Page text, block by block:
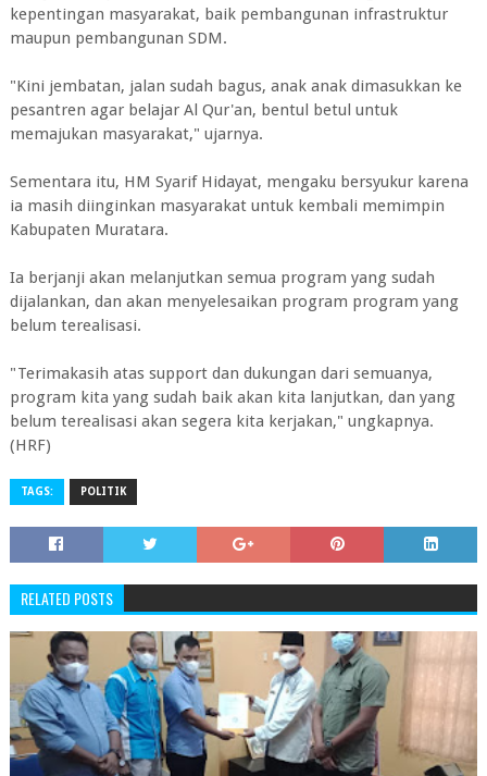
kepentingan masyarakat, baik pembangunan infrastruktur
maupun pembangunan SDM.
"Kini jembatan, jalan sudah bagus, anak anak dimasukkan ke
pesantren agar belajar Al Qur'an, bentul betul untuk
memajukan masyarakat," ujarnya.
Sementara itu, HM Syarif Hidayat, mengaku bersyukur karena
ia masih diinginkan masyarakat untuk kembali memimpin
Kabupaten Muratara.
Ia berjanji akan melanjutkan semua program yang sudah
dijalankan, dan akan menyelesaikan program program yang
belum terealisasi.
"Terimakasih atas support dan dukungan dari semuanya,
program kita yang sudah baik akan kita lanjutkan, dan yang
belum terealisasi akan segera kita kerjakan," ungkapnya.
(HRF)
TAGS: POLITIK
RELATED POSTS